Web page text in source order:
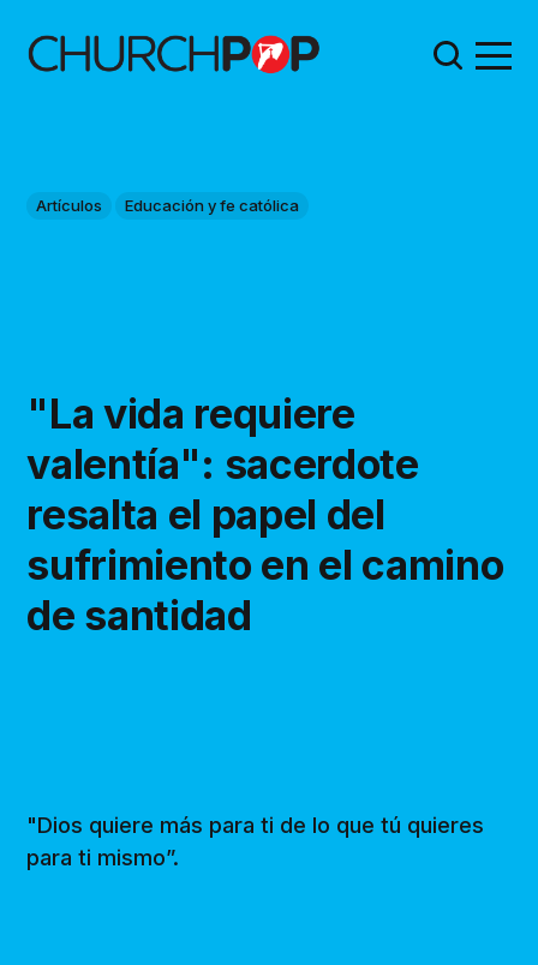
Artículos Educación y fe católica
"La vida requiere
valentía": sacerdote
resalta el papel del
sufrimiento en el camino
de santidad
"Dios quiere más para ti de lo que tú quieres
para ti mismo”.